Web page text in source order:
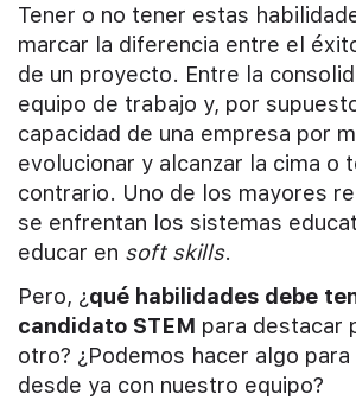
Tener o no tener estas
marcar la diferencia entre el
de un proyecto. Entre la
equipo de trabajo y, por
capacidad de una empresa por
evolucionar y alcanzar la cima o
contrario. Uno de los mayores
se enfrentan los sistemas
educar en soft skills.
Pero, ¿qué habilidades debe
candidato STEM para destacar
otro? ¿Podemos hacer algo
desde ya con nuestro equipo?